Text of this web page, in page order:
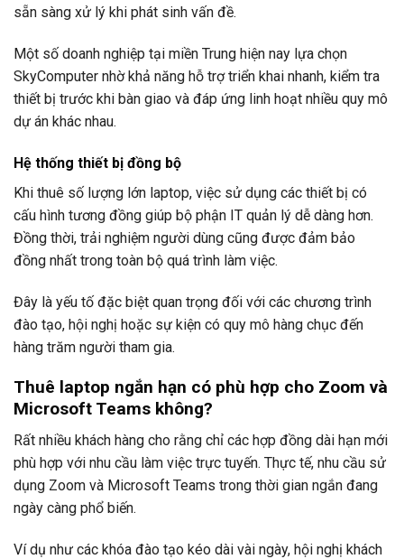
sẵn sàng xử lý khi phát sinh vấn đề.
Một số doanh nghiệp tại miền Trung hiện nay lựa chọn
SkyComputer nhờ khả năng hỗ trợ triển khai nhanh, kiểm tra
thiết bị trước khi bàn giao và đáp ứng linh hoạt nhiều quy mô
dự án khác nhau.
Hệ thống thiết bị đồng bộ
Khi thuê số lượng lớn laptop, việc sử dụng các thiết bị có
cấu hình tương đồng giúp bộ phận IT quản lý dễ dàng hơn.
Đồng thời, trải nghiệm người dùng cũng được đảm bảo
đồng nhất trong toàn bộ quá trình làm việc.
Đây là yếu tố đặc biệt quan trọng đối với các chương trình
đào tạo, hội nghị hoặc sự kiện có quy mô hàng chục đến
hàng trăm người tham gia.
Thuê laptop ngắn hạn có phù hợp cho Zoom và
Microsoft Teams không?
Rất nhiều khách hàng cho rằng chỉ các hợp đồng dài hạn mới
phù hợp với nhu cầu làm việc trực tuyến. Thực tế, nhu cầu sử
dụng Zoom và Microsoft Teams trong thời gian ngắn đang
ngày càng phổ biến.
Ví dụ như các khóa đào tạo kéo dài vài ngày, hội nghị khách